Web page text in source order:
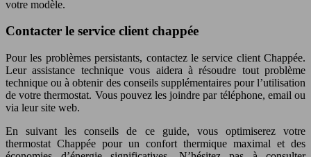
votre modèle.
Contacter le service client chappée
Pour les problèmes persistants, contactez le service client Chappée.
Leur assistance technique vous aidera à résoudre tout problème
technique ou à obtenir des conseils supplémentaires pour l’utilisation
de votre thermostat. Vous pouvez les joindre par téléphone, email ou
via leur site web.
En suivant les conseils de ce guide, vous optimiserez votre
thermostat Chappée pour un confort thermique maximal et des